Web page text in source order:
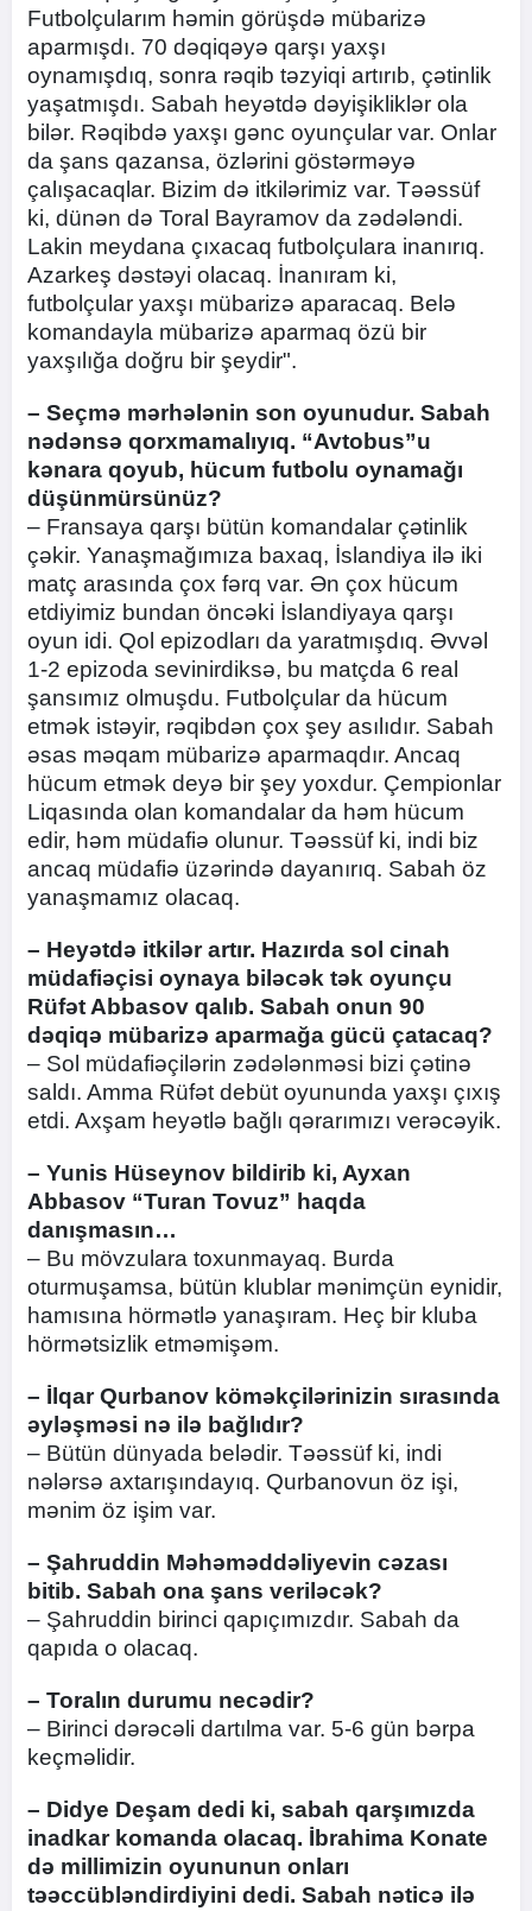
Futbolçularım həmin görüşdə mübarizə
aparmışdı. 70 dəqiqəyə qarşı yaxşı
oynamışdıq, sonra rəqib təzyiqi artırıb, çətinlik
yaşatmışdı. Sabah heyətdə dəyişikliklər ola
bilər. Rəqibdə yaxşı gənc oyunçular var. Onlar
da şans qazansa, özlərini göstərməyə
çalışacaqlar. Bizim də itkilərimiz var. Təəssüf
ki, dünən də Toral Bayramov da zədələndi.
Lakin meydana çıxacaq futbolçulara inanırıq.
Azarkeş dəstəyi olacaq. İnanıram ki,
futbolçular yaxşı mübarizə aparacaq. Belə
komandayla mübarizə aparmaq özü bir
yaxşılığa doğru bir şeydir".
– Seçmə mərhələnin son oyunudur. Sabah
nədənsə qorxmamalıyıq. “Avtobus”u
kənara qoyub, hücum futbolu oynamağı
düşünmürsünüz?
– Fransaya qarşı bütün komandalar çətinlik
çəkir. Yanaşmağımıza baxaq, İslandiya ilə iki
matç arasında çox fərq var. Ən çox hücum
etdiyimiz bundan öncəki İslandiyaya qarşı
oyun idi. Qol epizodları da yaratmışdıq. Əvvəl
1-2 epizoda sevinirdiksə, bu matçda 6 real
şansımız olmuşdu. Futbolçular da hücum
etmək istəyir, rəqibdən çox şey asılıdır. Sabah
əsas məqam mübarizə aparmaqdır. Ancaq
hücum etmək deyə bir şey yoxdur. Çempionlar
Liqasında olan komandalar da həm hücum
edir, həm müdafiə olunur. Təəssüf ki, indi biz
ancaq müdafiə üzərində dayanırıq. Sabah öz
yanaşmamız olacaq.
– Heyətdə itkilər artır. Hazırda sol cinah
müdafiəçisi oynaya biləcək tək oyunçu
Rüfət Abbasov qalıb. Sabah onun 90
dəqiqə mübarizə aparmağa gücü çatacaq?
– Sol müdafiəçilərin zədələnməsi bizi çətinə
saldı. Amma Rüfət debüt oyununda yaxşı çıxış
etdi. Axşam heyətlə bağlı qərarımızı verəcəyik.
– Yunis Hüseynov bildirib ki, Ayxan
Abbasov “Turan Tovuz” haqda
danışmasın…
– Bu mövzulara toxunmayaq. Burda
oturmuşamsa, bütün klublar mənimçün eynidir,
hamısına hörmətlə yanaşıram. Heç bir kluba
hörmətsizlik etməmişəm.
– İlqar Qurbanov köməkçilərinizin sırasında
əyləşməsi nə ilə bağlıdır?
– Bütün dünyada belədir. Təəssüf ki, indi
nələrsə axtarışındayıq. Qurbanovun öz işi,
mənim öz işim var.
– Şahruddin Məhəməddəliyevin cəzası
bitib. Sabah ona şans veriləcək?
– Şahruddin birinci qapıçımızdır. Sabah da
qapıda o olacaq.
– Toralın durumu necədir?
– Birinci dərəcəli dartılma var. 5-6 gün bərpa
keçməlidir.
– Didye Deşam dedi ki, sabah qarşımızda
inadkar komanda olacaq. İbrahima Konate
də millimizin oyununun onları
təəccübləndirdiyini dedi. Sabah nəticə ilə